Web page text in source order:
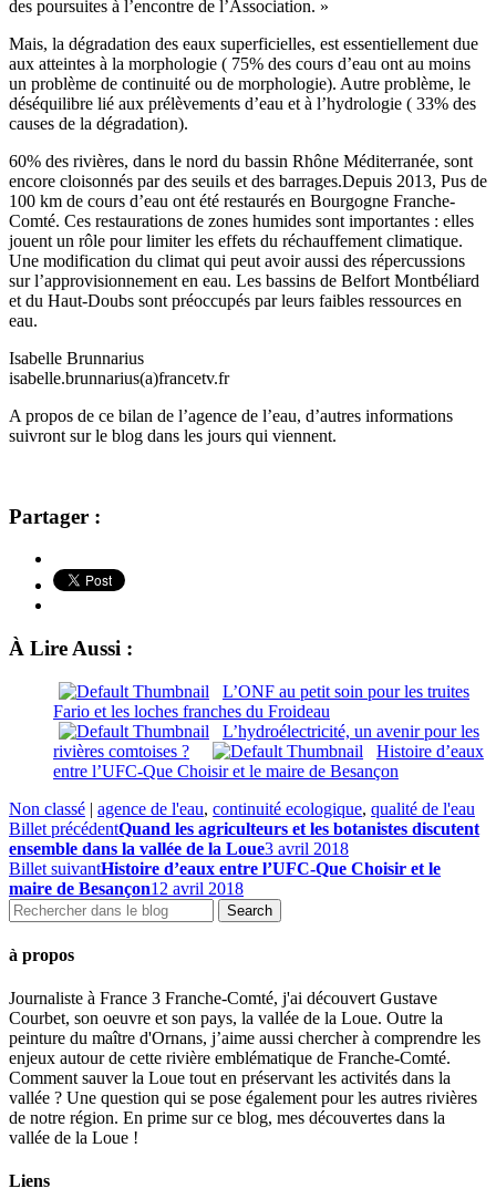
des poursuites à l’encontre de l’Association. »
Mais, la dégradation des eaux superficielles, est essentiellement due
aux atteintes à la morphologie ( 75% des cours d’eau ont au moins
un problème de continuité ou de morphologie). Autre problème, le
déséquilibre lié aux prélèvements d’eau et à l’hydrologie ( 33% des
causes de la dégradation).
60% des rivières, dans le nord du bassin Rhône Méditerranée, sont
encore cloisonnés par des seuils et des barrages.Depuis 2013, Pus de
100 km de cours d’eau ont été restaurés en Bourgogne Franche-
Comté. Ces restaurations de zones humides sont importantes : elles
jouent un rôle pour limiter les effets du réchauffement climatique.
Une modification du climat qui peut avoir aussi des répercussions
sur l’approvisionnement en eau. Les bassins de Belfort Montbéliard
et du Haut-Doubs sont préoccupés par leurs faibles ressources en
eau.
Isabelle Brunnarius
isabelle.brunnarius(a)francetv.fr
A propos de ce bilan de l’agence de l’eau, d’autres informations
suivront sur le blog dans les jours qui viennent.
Partager :
À Lire Aussi :
L’ONF au petit soin pour les truites
Fario et les loches franches du Froideau
L’hydroélectricité, un avenir pour les
rivières comtoises ?
Histoire d’eaux
entre l’UFC-Que Choisir et le maire de Besançon
Non classé | agence de l'eau, continuité ecologique, qualité de l'eau
Billet précédentQuand les agriculteurs et les botanistes discutent
ensemble dans la vallée de la Loue3 avril 2018
Billet suivantHistoire d’eaux entre l’UFC-Que Choisir et le
maire de Besançon12 avril 2018
à propos
Journaliste à France 3 Franche-Comté, j'ai découvert Gustave
Courbet, son oeuvre et son pays, la vallée de la Loue. Outre la
peinture du maître d'Ornans, j’aime aussi chercher à comprendre les
enjeux autour de cette rivière emblématique de Franche-Comté.
Comment sauver la Loue tout en préservant les activités dans la
vallée ? Une question qui se pose également pour les autres rivières
de notre région. En prime sur ce blog, mes découvertes dans la
vallée de la Loue !
Liens